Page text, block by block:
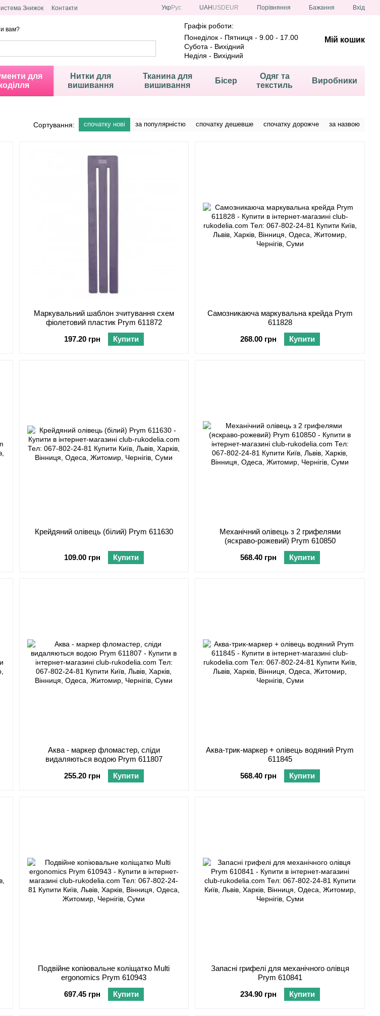
Знижок
Контакти
УкрРус UAH USD EUR Порівняння Бажання Вхід
вам?
Графік роботи:
Понеділок - Пятниця - 9.00 - 17.00
Субота - Вихідний
Неділя - Вихідний
Мій кошик
для
Нитки для
вишивання
Тканина для
вишивання
Бісер
Одяг та
текстиль
Виробники
Сортування: спочатку нові за популярністю спочатку дешевше спочатку дорожче за назвою
Маркувальний шаблон зчитування схем
фіолетовий пластик Prym 611872
197.20 грн
Купити
Самозникаюча маркувальна крейда Prym
611828
268.00 грн
Купити
Крейдяний олівець (білий) Prym 611630
109.00 грн Купити
Механічний олівець з 2 грифелями
(яскраво-рожевий) Prym 610850
568.40 грн
Купити
Аква - маркер фломастер, сліди
видаляються водою Prym 611807
255.20 грн
Купити
Аква-трик-маркер + олівець водяний Prym
611845
568.40 грн
Купити
Подвійне копіювальне коліщатко Multi
ergonomics Prym 610943
697.45 грн
Купити
Запасні грифелі для механічного олівця
Prym 610841
234.90 грн
Купити